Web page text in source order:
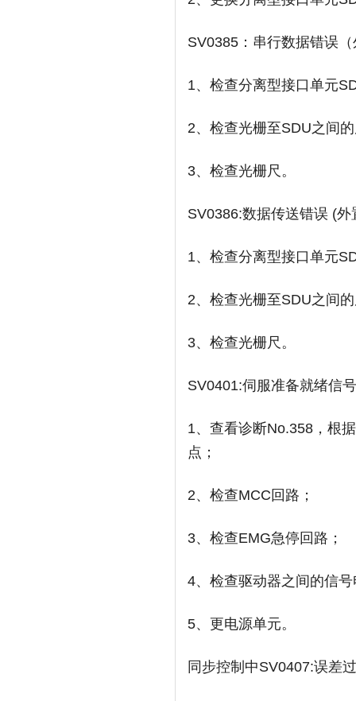
SV0385：串行数据错误
1、检查分离型接口单元
2、检查光栅至SDU之间
3、检查光栅尺。
SV0386:数据传送错误 (外
1、检查分离型接口单元
2、检查光栅至SDU之间
3、检查光栅尺。
SV0401:伺服准备就绪信
1、查看诊断No.358，根
点；
2、检查MCC回路；
3、检查EMG急停回路；
4、检查驱动器之间的信
5、更电源单元。
同步控制中SV0407:误差